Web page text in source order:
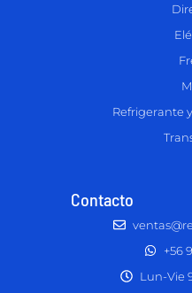
Refrigerante
Contacto
+56
Lun-Vie